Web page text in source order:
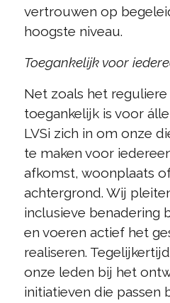
vertrouwen op
hoogste niveau.
Toegankelijk voor
Net zoals het
toegankelijk is voor
LVSi zich in om onze
te maken voor
afkomst, woonplaats
achtergrond. Wij
inclusieve benadering
en voeren actief het
realiseren.
onze leden bij het
initiatieven die passen